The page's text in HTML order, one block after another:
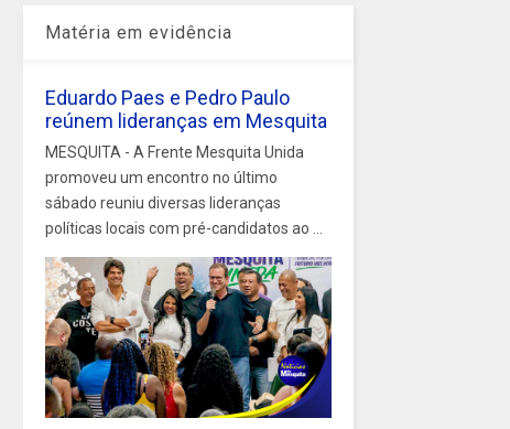
Matéria em evidência
Eduardo Paes e Pedro Paulo
reúnem lideranças em Mesquita
MESQUITA - A Frente Mesquita Unida
promoveu um encontro no último
sábado reuniu diversas lideranças
políticas locais com pré-candidatos ao ...